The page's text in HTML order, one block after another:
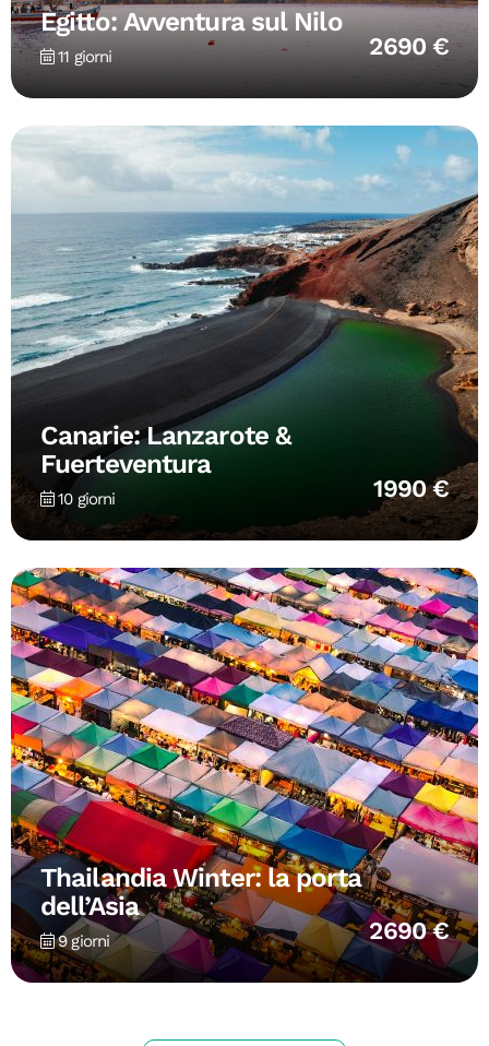
Egitto: Avventura sul Nilo
11 giorni 2690 €
Canarie: Lanzarote &
Fuerteventura
10 giorni 1990 €
Thailandia Winter: la porta
dell’Asia
9 giorni 2690 €